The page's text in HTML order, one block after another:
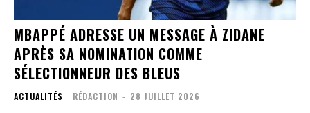
MBAPPÉ ADRESSE UN MESSAGE À ZIDANE
APRÈS SA NOMINATION COMME
SÉLECTIONNEUR DES BLEUS
ACTUALITÉS RÉDACTION - 28 JUILLET 2026